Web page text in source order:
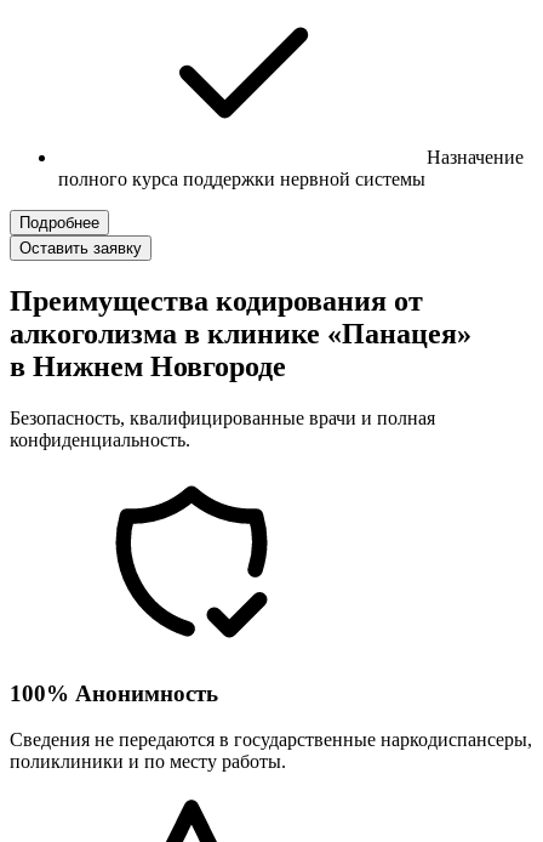
Назначение
полного курса поддержки нервной системы
Подробнее
Оставить заявку
Преимущества кодирования от
алкоголизма в клинике «Панацея»
в Нижнем Новгороде
Безопасность, квалифицированные врачи и полная
конфиденциальность.
100% Анонимность
Сведения не передаются в государственные наркодиспансеры,
поликлиники и по месту работы.